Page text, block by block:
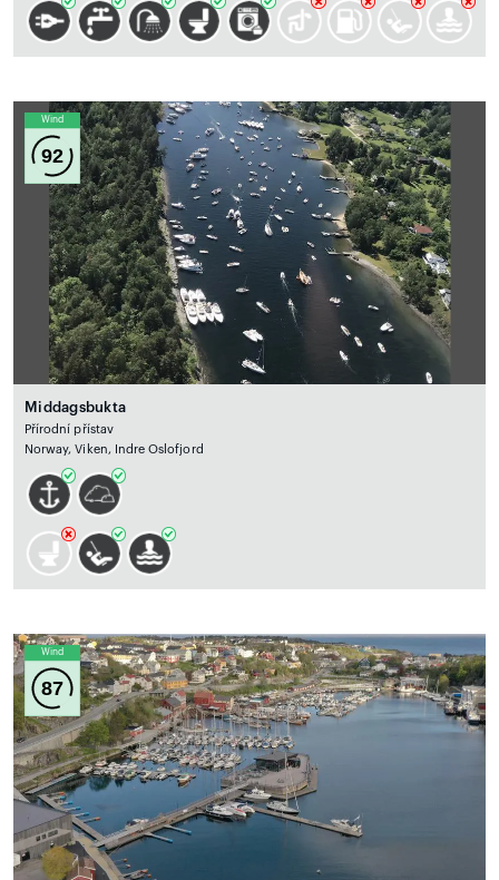
Wind
92
Middagsbukta
Přírodní přístav
Norway, Viken, Indre Oslofjord
Wind
87